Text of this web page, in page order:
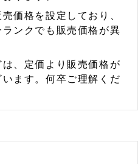
価格を設定しており、
ンクでも販売価格が異
、定価より販売価格が
ます。何卒ご理解くだ